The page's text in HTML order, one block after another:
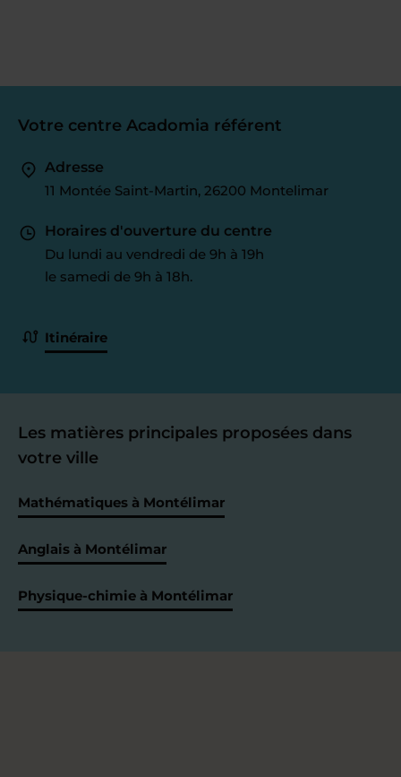
Votre centre Acadomia référent
Adresse
11 Montée Saint-Martin, 26200 Montelimar
Horaires d'ouverture du centre
Du lundi au vendredi de 9h à 19h
le samedi de 9h à 18h.
Itinéraire
Les matières principales proposées dans
votre ville
Mathématiques à Montélimar
Anglais à Montélimar
Physique-chimie à Montélimar